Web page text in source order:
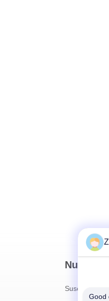
Nuestro
Suscríbete a
Good